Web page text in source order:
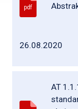
pdf
26.08.2020
AT